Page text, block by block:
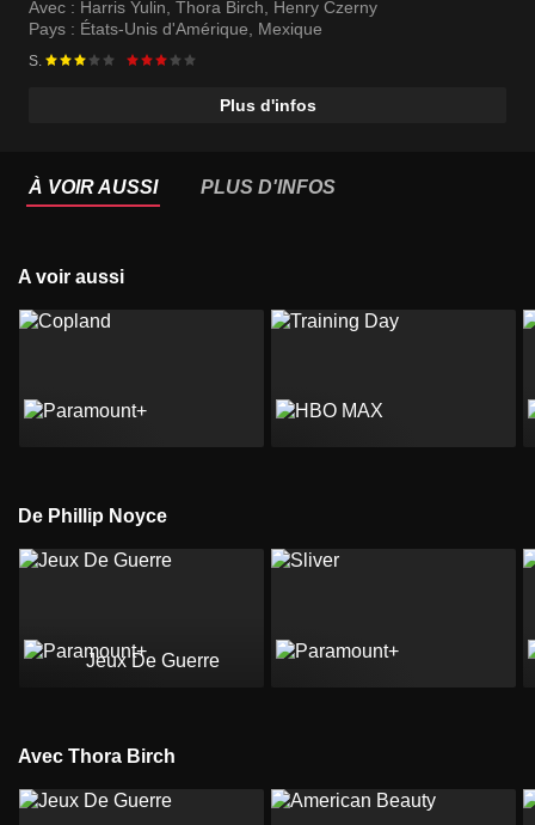
Avec : Harris Yulin Thora Birch
Henry Czerny
Pays : États-Unis d'Amérique Mexique
S.
Plus d'infos
À VOIR AUSSI PLUS D'INFOS
A voir aussi
De Phillip Noyce
Jeux De Guerre
Avec Thora Birch